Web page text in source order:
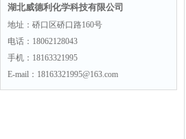
湖北威德利化学科技有限公司
地址：硚口区硚口路160号
电话：18062128043
手机：18163321995
E-mail：18163321995@163.com